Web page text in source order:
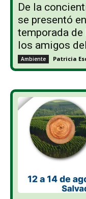
De la
se presentó
temporada de
los amigos
Ambiente Patricia